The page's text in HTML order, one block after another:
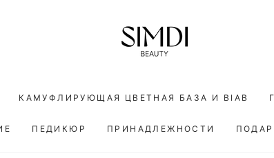
КАМУФЛИРУЮЩАЯ ЦВЕТНАЯ БАЗА И BIAB
ПЕДИКЮР ПРИНАДЛЕЖНОСТИ